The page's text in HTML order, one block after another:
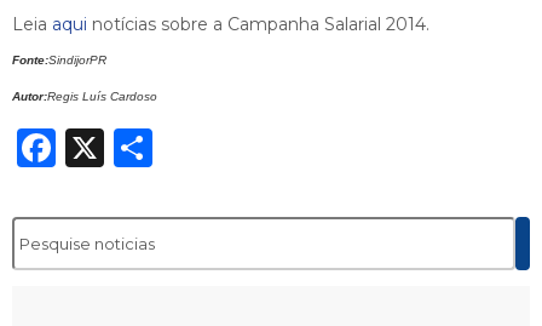
Leia aqui notícias sobre a Campanha Salarial 2014.
Fonte:SindijorPR
Autor:Regis Luís Cardoso
Facebook
X